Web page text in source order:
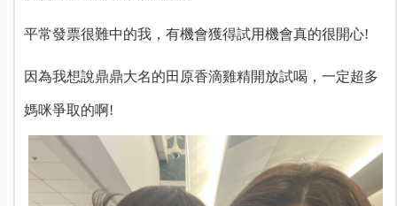
平常發票很難中的我，有機會獲得試用機會真的很開心!
因為我想說鼎鼎大名的田原香滴雞精開放試喝，一定超多
媽咪爭取的啊!